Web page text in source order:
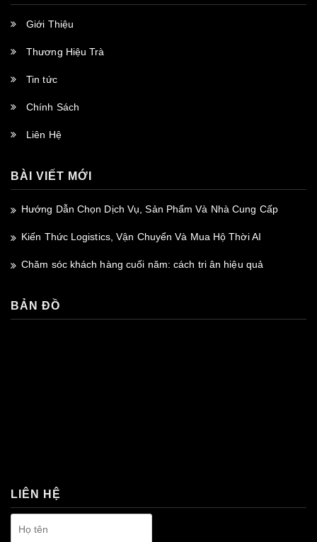
Giới Thiệu
Thương Hiệu Trà
Tin tức
Chính Sách
Liên Hệ
BÀI VIẾT MỚI
Hướng Dẫn Chọn Dịch Vụ, Sản Phẩm Và Nhà Cung Cấp
Kiến Thức Logistics, Vận Chuyển Và Mua Hộ Thời AI
Chăm sóc khách hàng cuối năm: cách tri ân hiệu quả
BẢN ĐỒ
LIÊN HỆ